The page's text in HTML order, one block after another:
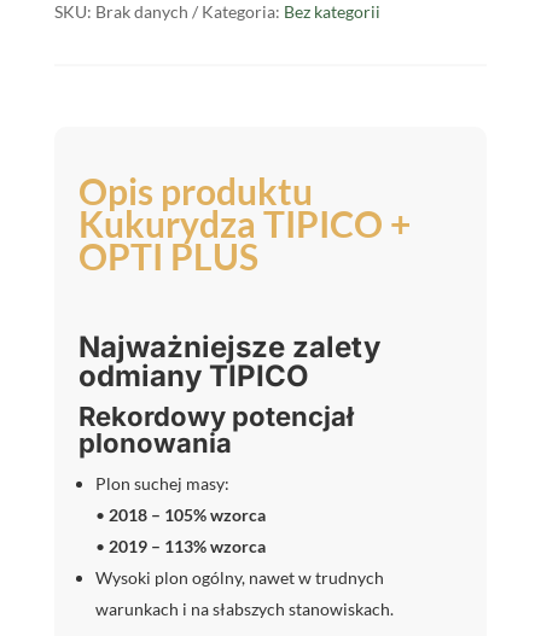
240,
Saatbau
SKU: Brak danych Kategoria: Bez kategorii
Opis produktu
Kukurydza TIPICO +
OPTI PLUS
Najważniejsze zalety
odmiany TIPICO
Rekordowy potencjał
plonowania
Plon suchej masy:
• 2018 – 105% wzorca
• 2019 – 113% wzorca
Wysoki plon ogólny, nawet w trudnych
warunkach i na słabszych stanowiskach.